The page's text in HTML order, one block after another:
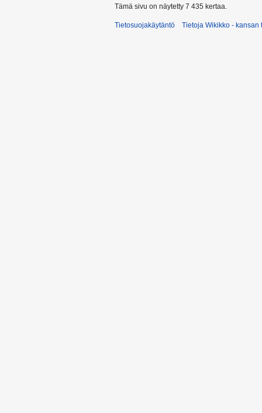
Tämä sivu on näytetty 7 435 kertaa.
Tietosuojakäytäntö Tietoja Wikikko - kansan